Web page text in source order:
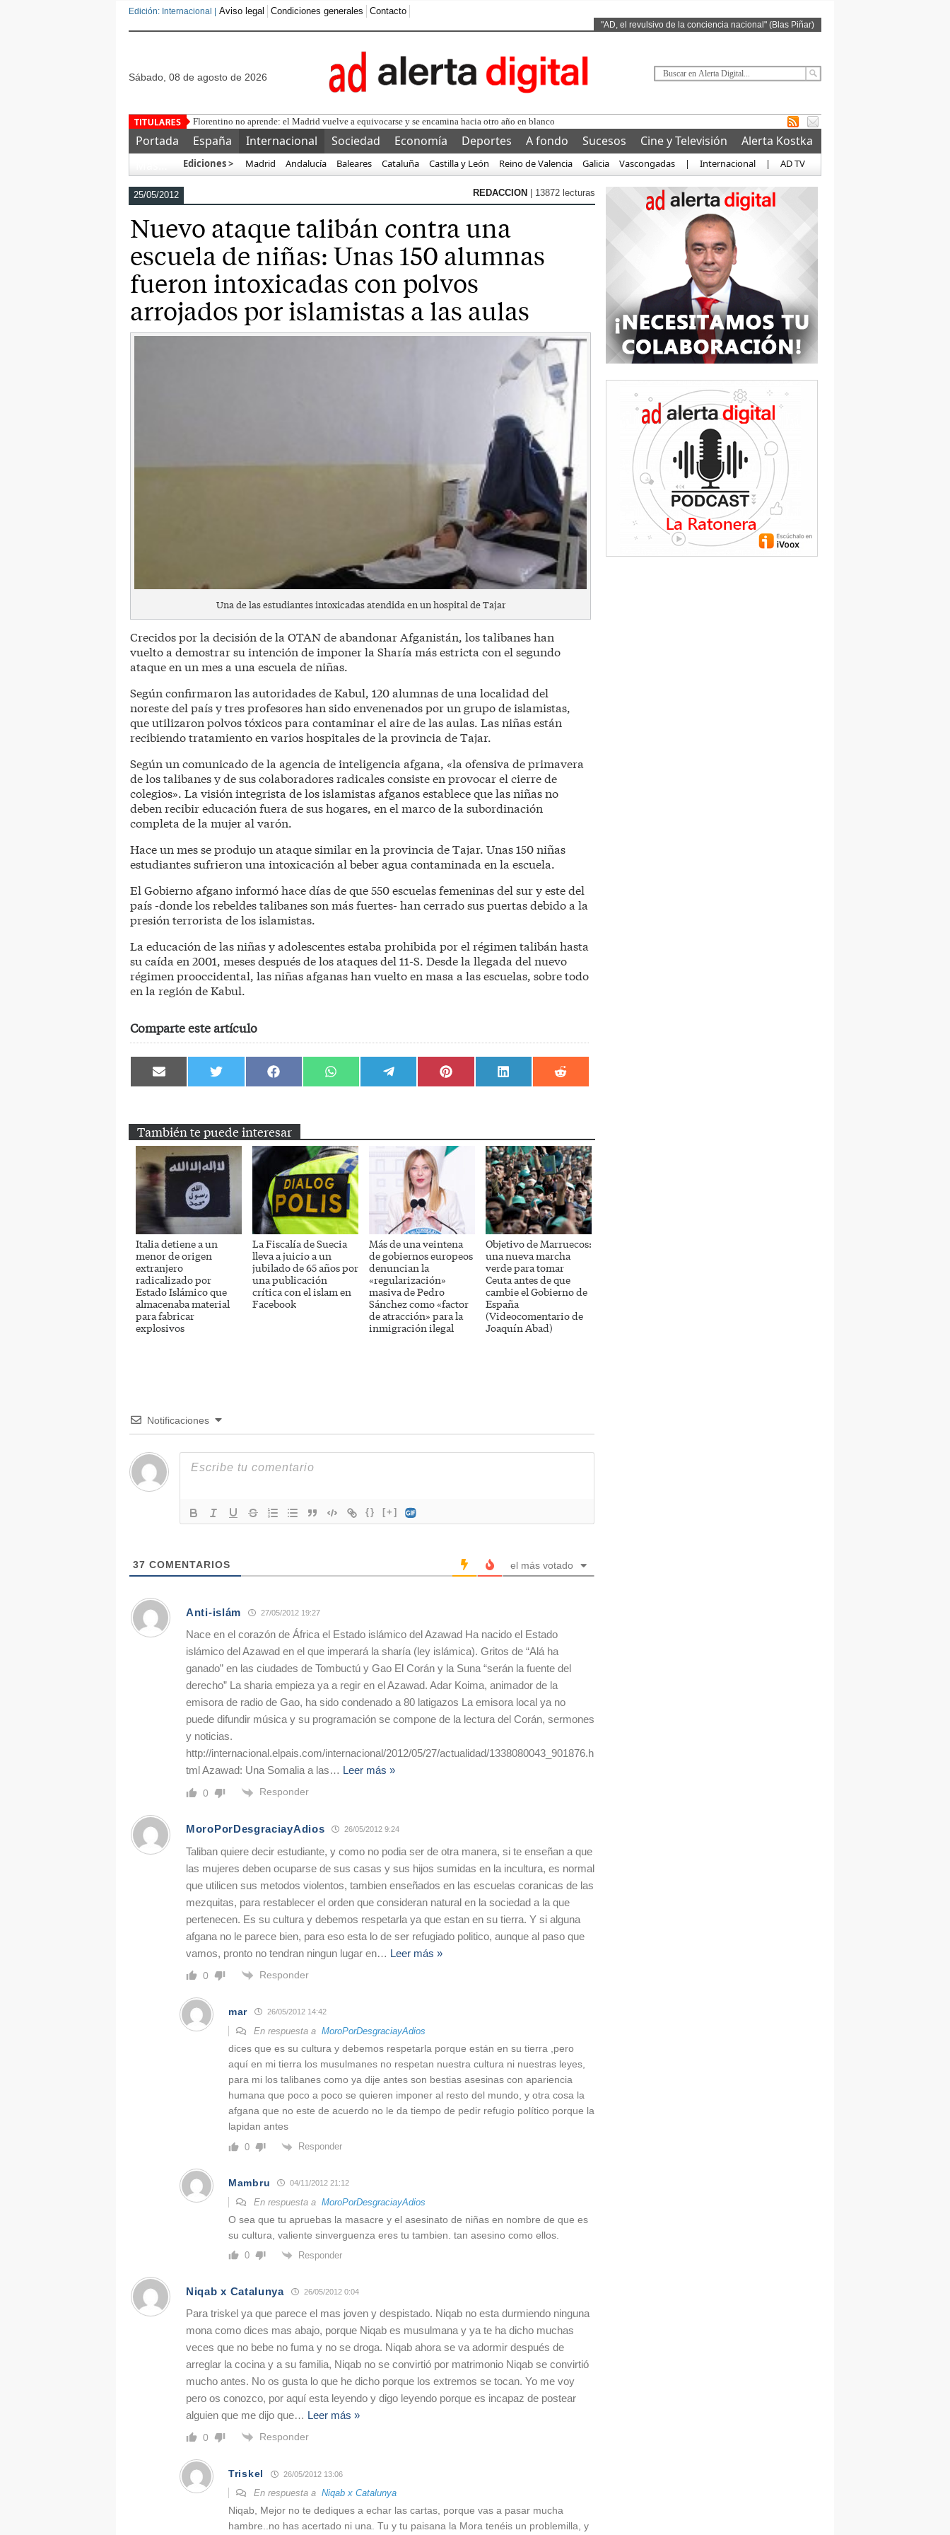
Edición: Internacional | Aviso legal Condiciones generales Contacto
"AD, el revulsivo de la conciencia nacional" (Blas Piñar)
sábado, 08 de agosto de 2026
De la Espriella augura una nue
Portada España Internacional Sociedad Economía Deportes A fondo Sucesos Cine y Televisión
Alerta Kostka
Ediciones > Madrid Andalucía Baleares Cataluña Castilla y León Reino de Valencia Galicia Vascongadas | Internacional | AD TV
25/05/2012 REDACCION | 13872 lecturas
Nuevo ataque talibán contra una
escuela de niñas: Unas 150 alumnas
fueron intoxicadas con polvos
arrojados por islamistas a las aulas
Una de las estudiantes intoxicadas atendida en un hospital de Tajar
Crecidos por la decisión de la OTAN de abandonar Afganistán, los talibanes han
vuelto a demostrar su intención de imponer la Sharía más estricta con el segundo
ataque en un mes a una escuela de niñas.
Según confirmaron las autoridades de Kabul, 120 alumnas de una localidad del
noreste del país y tres profesores han sido envenenados por un grupo de islamistas,
que utilizaron polvos tóxicos para contaminar el aire de las aulas. Las niñas están
recibiendo tratamiento en varios hospitales de la provincia de Tajar.
Según un comunicado de la agencia de inteligencia afgana, «la ofensiva de primavera
de los talibanes y de sus colaboradores radicales consiste en provocar el cierre de
colegios». La visión integrista de los islamistas afganos establece que las niñas no
deben recibir educación fuera de sus hogares, en el marco de la subordinación
completa de la mujer al varón.
Hace un mes se produjo un ataque similar en la provincia de Tajar. Unas 150 niñas
estudiantes sufrieron una intoxicación al beber agua contaminada en la escuela.
El Gobierno afgano informó hace días de que 550 escuelas femeninas del sur y este del
país -donde los rebeldes talibanes son más fuertes- han cerrado sus puertas debido a la
presión terrorista de los islamistas.
La educación de las niñas y adolescentes estaba prohibida por el régimen talibán hasta
su caída en 2001, meses después de los ataques del 11-S. Desde la llegada del nuevo
régimen prooccidental, las niñas afganas han vuelto en masa a las escuelas, sobre todo
en la región de Kabul.
Comparte este artículo
Compartir
en
Compartir
en
Compartir
en
Compartir
en
Compartir
en
Compartir
en
Compartir
en
Compartir
en
También te puede interesar
Italia detiene a un
menor de origen
extranjero
radicalizado por
Estado Islámico que
almacenaba material
para fabricar
explosivos
La Fiscalía de Suecia
lleva a juicio a un
jubilado de 65 años por
una publicación
crítica con el islam en
Facebook
Más de una veintena
de gobiernos europeos
denuncian la
«regularización»
masiva de Pedro
Sánchez como «factor
de atracción» para la
inmigración ilegal
Objetivo de Marruecos:
una nueva marcha
verde para tomar
Ceuta antes de que
cambie el Gobierno de
España
(Videocomentario de
Joaquín Abad)
Notificaciones
{} [+]
37 COMENTARIOS el más votado
Anti-islám 27/05/2012 19:27
Nace en el corazón de África el Estado islámico del Azawad Ha nacido el Estado
islámico del Azawad en el que imperará la sharía (ley islámica). Gritos de “Alá ha
ganado” en las ciudades de Tombuctú y Gao El Corán y la Suna “serán la fuente del
derecho” La sharia empieza ya a regir en el Azawad. Adar Koima, animador de la
emisora de radio de Gao, ha sido condenado a 80 latigazos La emisora local ya no
puede difundir música y su programación se compone de la lectura del Corán, sermones
y noticias.
http://internacional.elpais.com/internacional/2012/05/27/actualidad/1338080043_901876.h
tml Azawad: Una Somalia a las… Leer más »
0 Responder
MoroPorDesgraciayAdios 26/05/2012 9:24
Taliban quiere decir estudiante, y como no podia ser de otra manera, si te enseñan a que
las mujeres deben ocuparse de sus casas y sus hijos sumidas en la incultura, es normal
que utilicen sus metodos violentos, tambien enseñados en las escuelas coranicas de las
mezquitas, para restablecer el orden que consideran natural en la sociedad a la que
pertenecen. Es su cultura y debemos respetarla ya que estan en su tierra. Y si alguna
afgana no le parece bien, para eso esta lo de ser refugiado politico, aunque al paso que
vamos, pronto no tendran ningun lugar en… Leer más »
0 Responder
mar 26/05/2012 14:42
En respuesta a MoroPorDesgraciayAdios
dices que es su cultura y debemos respetarla porque están en su tierra ,pero
aquí en mi tierra los musulmanes no respetan nuestra cultura ni nuestras leyes,
para mi los talibanes como ya dije antes son bestias asesinas con apariencia
humana que poco a poco se quieren imponer al resto del mundo, y otra cosa la
afgana que no este de acuerdo no le da tiempo de pedir refugio político porque la
lapidan antes
0 Responder
Mambru 04/11/2012 21:12
En respuesta a MoroPorDesgraciayAdios
O sea que tu apruebas la masacre y el asesinato de niñas en nombre de que es
su cultura, valiente sinverguenza eres tu tambien. tan asesino como ellos.
0 Responder
Niqab x Catalunya 26/05/2012 0:04
Para triskel ya que parece el mas joven y despistado. Niqab no esta durmiendo ninguna
mona como dices mas abajo, porque Niqab es musulmana y ya te ha dicho muchas
veces que no bebe no fuma y no se droga. Niqab ahora se va adormir después de
arreglar la cocina y a su familia, Niqab no se convirtió por matrimonio Niqab se convirtió
mucho antes. No os gusta lo que he dicho porque los extremos se tocan. Yo me voy
pero os conozco, por aquí esta leyendo y digo leyendo porque es incapaz de postear
alguien que me dijo que… Leer más »
0 Responder
Triskel 26/05/2012 13:06
En respuesta a Niqab x Catalunya
Niqab, Mejor no te dediques a echar las cartas, porque vas a pasar mucha
hambre..no has acertado ni una. Tu y tu paisana la Mora tenéis un problemilla, y